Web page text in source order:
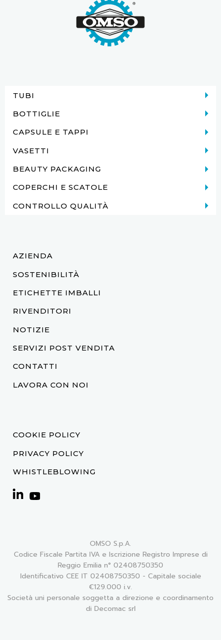
TUBI
BOTTIGLIE
CAPSULE E TAPPI
VASETTI
BEAUTY PACKAGING
COPERCHI E SCATOLE
CONTROLLO QUALITÀ
AZIENDA
SOSTENIBILITÀ
ETICHETTE IMBALLI
RIVENDITORI
NOTIZIE
SERVIZI POST VENDITA
CONTATTI
LAVORA CON NOI
COOKIE POLICY
PRIVACY POLICY
WHISTLEBLOWING
OMSO S.p.A.
Codice Fiscale Partita IVA e Iscrizione Registro Imprese di
Reggio Emilia n° 02408750350
Identificativo CEE IT 02408750350 - Capitale sociale
€129.000 i.v.
Società uni personale soggetta a direzione e coordinamento
di Decomac srl